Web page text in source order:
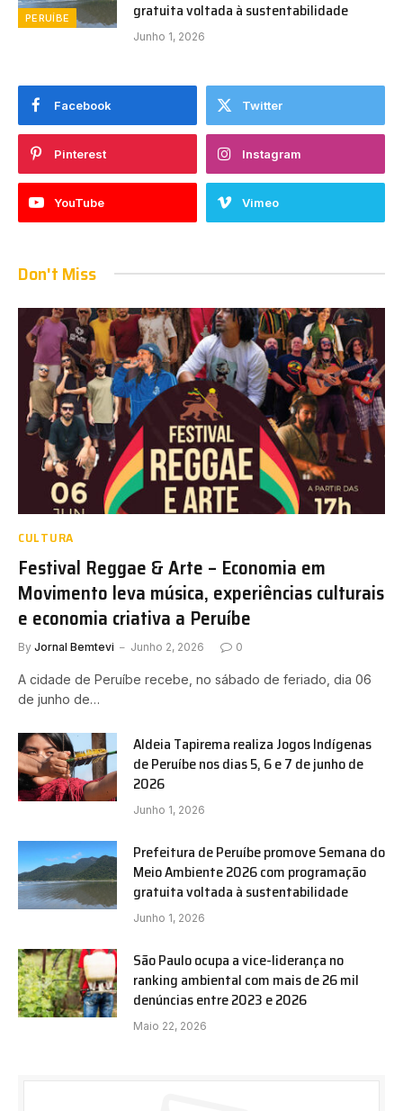
PERUÍBE
gratuita voltada à sustentabilidade
Junho 1, 2026
Facebook Twitter
Pinterest Instagram
YouTube Vimeo
Don't Miss
CULTURA
Festival Reggae & Arte – Economia em
Movimento leva música, experiências culturais
e economia criativa a Peruíbe
By Jornal Bemtevi Junho 2, 2026 0
A cidade de Peruíbe recebe, no sábado de feriado, dia 06
de junho de…
Aldeia Tapirema realiza Jogos Indígenas
de Peruíbe nos dias 5, 6 e 7 de junho de
2026
Junho 1, 2026
Prefeitura de Peruíbe promove Semana do
Meio Ambiente 2026 com programação
gratuita voltada à sustentabilidade
Junho 1, 2026
São Paulo ocupa a vice-liderança no
ranking ambiental com mais de 26 mil
denúncias entre 2023 e 2026
Maio 22, 2026